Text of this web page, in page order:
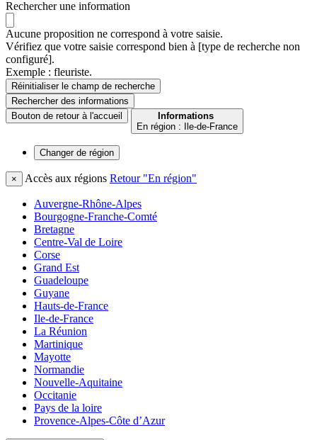
Rechercher une information
Aucune proposition ne correspond à votre saisie.
Vérifiez que votre saisie correspond bien à [type de recherche non
configuré].
Exemple : fleuriste.
Réinitialiser le champ de recherche
Rechercherdes informations
Bouton de retour à l'accueil
Informations
En région : Ile-de-France
Changer de région
× Accès aux régions Retour "En région"
Auvergne-Rhône-Alpes
Bourgogne-Franche-Comté
Bretagne
Centre-Val de Loire
Corse
Grand Est
Guadeloupe
Guyane
Hauts-de-France
Ile-de-France
La Réunion
Martinique
Mayotte
Normandie
Nouvelle-Aquitaine
Occitanie
Pays de la loire
Provence-Alpes-Côte d’Azur